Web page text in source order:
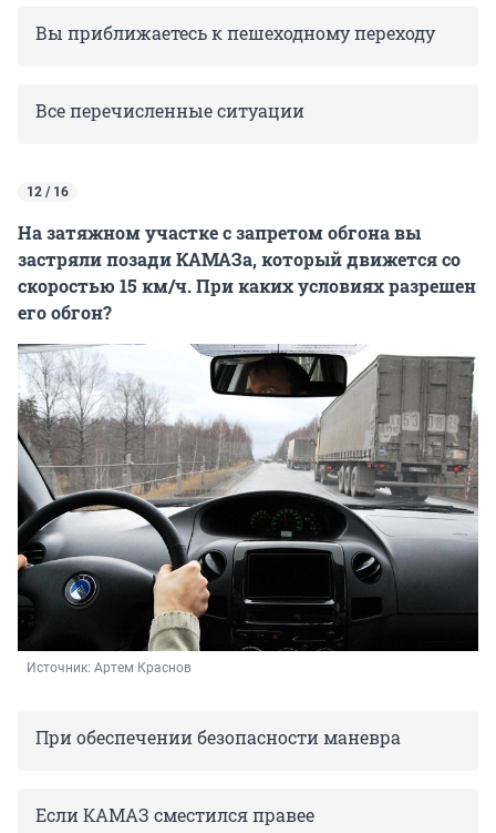
Вы приближаетесь к пешеходному переходу
Все перечисленные ситуации
12 / 16
На затяжном участке с запретом обгона вы
застряли позади КАМАЗа, который движется со
скоростью 15 км/ч. При каких условиях разрешен
его обгон?
Источник: Артем Краснов
При обеспечении безопасности маневра
Если КАМАЗ сместился правее